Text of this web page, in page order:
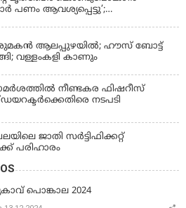
പണം ആവശ്യപ്പെട്ടു’;
മരുമകന്‍ ആലപ്പുഴയില്‍; ഹൗസ് ബോട്ട്
വള്ളംകളി കാണും
നീണ്ടകര ഫിഷറീസ്
ഡയറക്ടര്‍ക്കെതിരെ നടപടി
ജാതി സര്‍ട്ടിഫിക്കറ്റ്
പരിഹാരം
പൊങ്കാല 2024